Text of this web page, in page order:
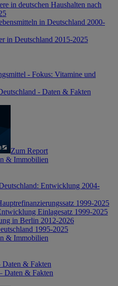
in deutschen Haushalten nach
in Deutschland 2000-
in Deutschland 2015-2025
- Fokus: Vitamine und
- Daten & Fakten
Zum Report
& Immobilien
Entwicklung 2004-
1999-2025
Einlagesatz 1999-2025
in Berlin 2012-2026
1995-2025
& Immobilien
& Fakten
Daten & Fakten